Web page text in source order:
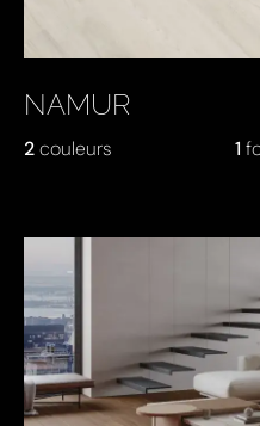
NAMUR
2couleurs 1